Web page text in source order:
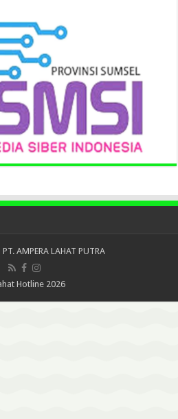
PT. AMPERA LAHAT PUTRA
Hotline 2026